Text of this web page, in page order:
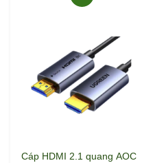
Cáp HDMI 2.1 quang AOC